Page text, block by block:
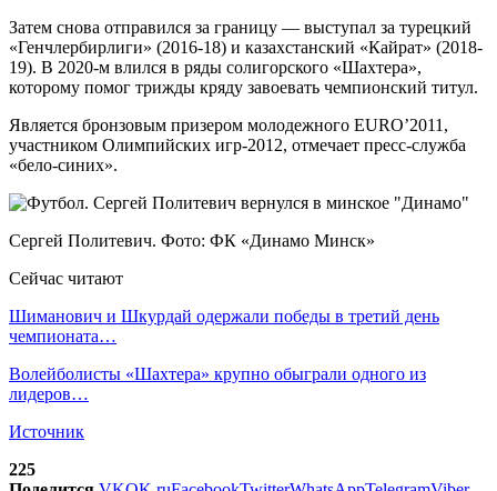
Затем снова отправился за границу — выступал за турецкий
«Генчлербирлиги» (2016-18) и казахстанский «Кайрат» (2018-
19). В 2020-м влился в ряды солигорского «Шахтера»,
которому помог трижды кряду завоевать чемпионский титул.
Является бронзовым призером молодежного EURO’2011,
участником Олимпийских игр-2012, отмечает пресс-служба
«бело-синих».
Сергей Политевич. Фото: ФК «Динамо Минск»
Сейчас читают
Шиманович и Шкурдай одержали победы в третий день
чемпионата…
Волейболисты «Шахтера» крупно обыграли одного из
лидеров…
Источник
225